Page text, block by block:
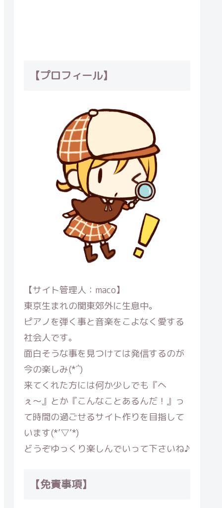
【プロフィール】
【サイト管理人：maco】
東京生まれの関東郊外に生息中。
ピアノを弾く事と音楽をこよなく愛する
社会人です。
面白そうな事を見つけては発信するのが
今の楽しみ(*´`)
来てくれた方には何か少しでも『へ
ぇ〜』とか『こんなことあるんだ！』っ
て時間の過ごせるサイト作りを目指して
います(*’▽’*)
どうぞゆっくり楽しんでいって下さいね♪
【免責事項】